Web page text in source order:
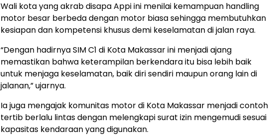
Wali kota yang akrab disapa Appi ini menilai kemampuan handling
motor besar berbeda dengan motor biasa sehingga membutuhkan
kesiapan dan kompetensi khusus demi keselamatan di jalan raya.
“Dengan hadirnya SIM C1 di Kota Makassar ini menjadi ajang
memastikan bahwa keterampilan berkendara itu bisa lebih baik
untuk menjaga keselamatan, baik diri sendiri maupun orang lain di
jalanan,” ujarnya.
Ia juga mengajak komunitas motor di Kota Makassar menjadi contoh
tertib berlalu lintas dengan melengkapi surat izin mengemudi sesuai
kapasitas kendaraan yang digunakan.